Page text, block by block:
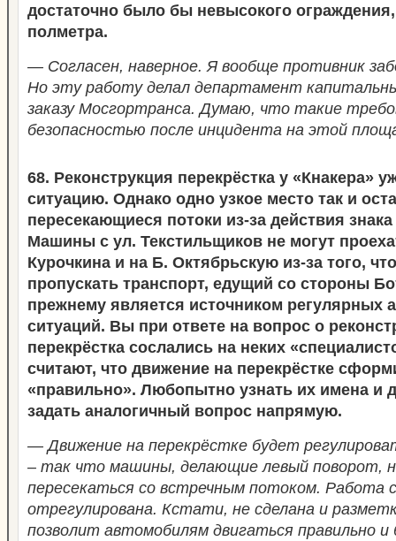
достаточно было бы невысокого
полметра.
— Согласен, наверное. Я вообще противник
Но эту работу делал департамент
заказу Мосгортранса. Думаю, что такие
безопасностью после инцидента на этой
68. Реконструкция перекрёстка у «Кнакера»
ситуацию. Однако одно узкое место так и
пересекающиеся потоки из-за действия
Машины с ул. Текстильщиков не могут
Курочкина и на Б. Октябрьскую из-за того,
пропускать транспорт, едущий со стороны
прежнему является источником регулярных
ситуаций. Вы при ответе на вопрос о
перекрёстка сослались на неких
считают, что движение на перекрёстке
«правильно». Любопытно узнать их имена и
задать аналогичный вопрос напрямую.
— Движение на перекрёстке будет
– так что машины, делающие левый поворот,
пересекаться со встречным потоком. Работа
отрегулирована. Кстати, не сделана и
позволит автомобилям двигаться правильно и